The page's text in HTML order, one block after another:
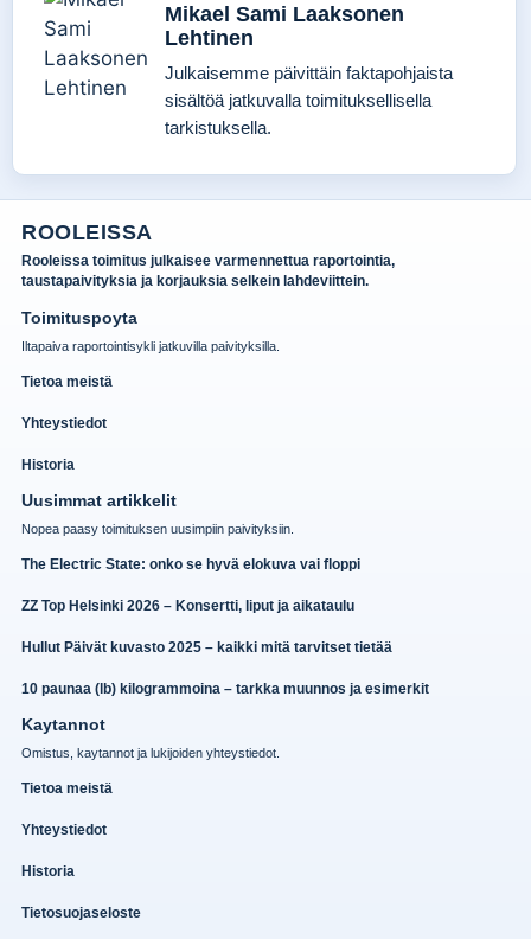
Mikael Sami Laaksonen
Lehtinen
Julkaisemme päivittäin faktapohjaista
sisältöä jatkuvalla toimituksellisella
tarkistuksella.
ROOLEISSA
Rooleissa toimitus julkaisee varmennettua raportointia,
taustapaivityksia ja korjauksia selkein lahdeviittein.
Toimituspoyta
Iltapaiva raportointisykli jatkuvilla paivityksilla.
Tietoa meistä
Yhteystiedot
Historia
Uusimmat artikkelit
Nopea paasy toimituksen uusimpiin paivityksiin.
The Electric State: onko se hyvä elokuva vai floppi
ZZ Top Helsinki 2026 – Konsertti, liput ja aikataulu
Hullut Päivät kuvasto 2025 – kaikki mitä tarvitset tietää
10 paunaa (lb) kilogrammoina – tarkka muunnos ja esimerkit
Kaytannot
Omistus, kaytannot ja lukijoiden yhteystiedot.
Tietoa meistä
Yhteystiedot
Historia
Tietosuojaseloste